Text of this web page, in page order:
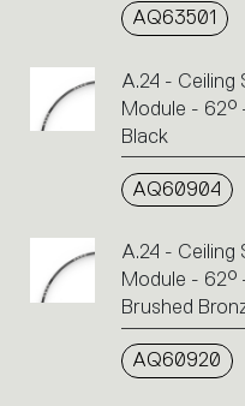
AQ63501
A.24 - Ceiling
Module - 62°
Black
AQ60904
A.24 - Ceiling
Module - 62°
Brushed
AQ60920